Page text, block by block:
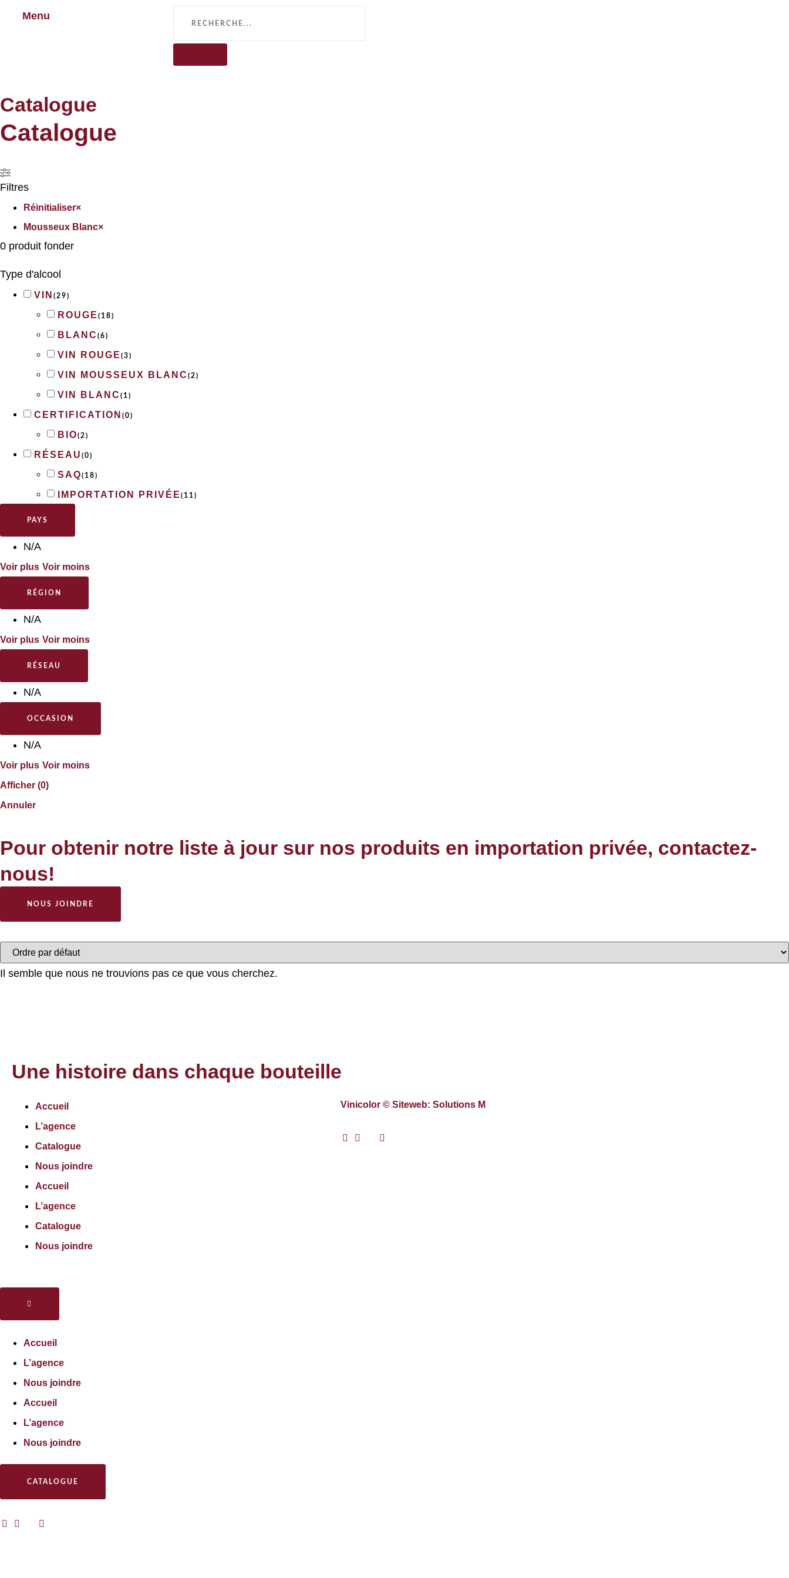
Menu
Catalogue
Catalogue
Filtres
Réinitialiser×
Mousseux Blanc×
0 produit fonder
Type d'alcool
VIN (29)
ROUGE ( 18)
BLANC (6)
VIN ROUGE (3)
VIN MOUSSEUX BLANC (2)
VIN BLANC ( 1 )
CERTIFICATION (0)
BIO(2)
RÉSEAU (0)
SAQ( 18)
IMPORTATION PRIVÉE ( 11 )
PAYS
N/A
Voir plus Voir moins
RÉGION
N/A
Voir plus Voir moins
RÉSEAU
N/A
OCCASION
N/A
Voir plus Voir moins
Afficher (0)
Annuler
Pour obtenir notre liste à jour sur nos produits en importation privée, contactez-
nous!
NOUS JOINDRE
Il semble que nous ne trouvions pas ce que vous cherchez.
Une histoire dans chaque bouteille
Accueil
L’agence
Catalogue
Nous joindre
Accueil
L’agence
Catalogue
Nous joindre
Vinicolor © Siteweb: Solutions M
Accueil
L’agence
Nous joindre
Accueil
L’agence
Nous joindre
CATALOGUE